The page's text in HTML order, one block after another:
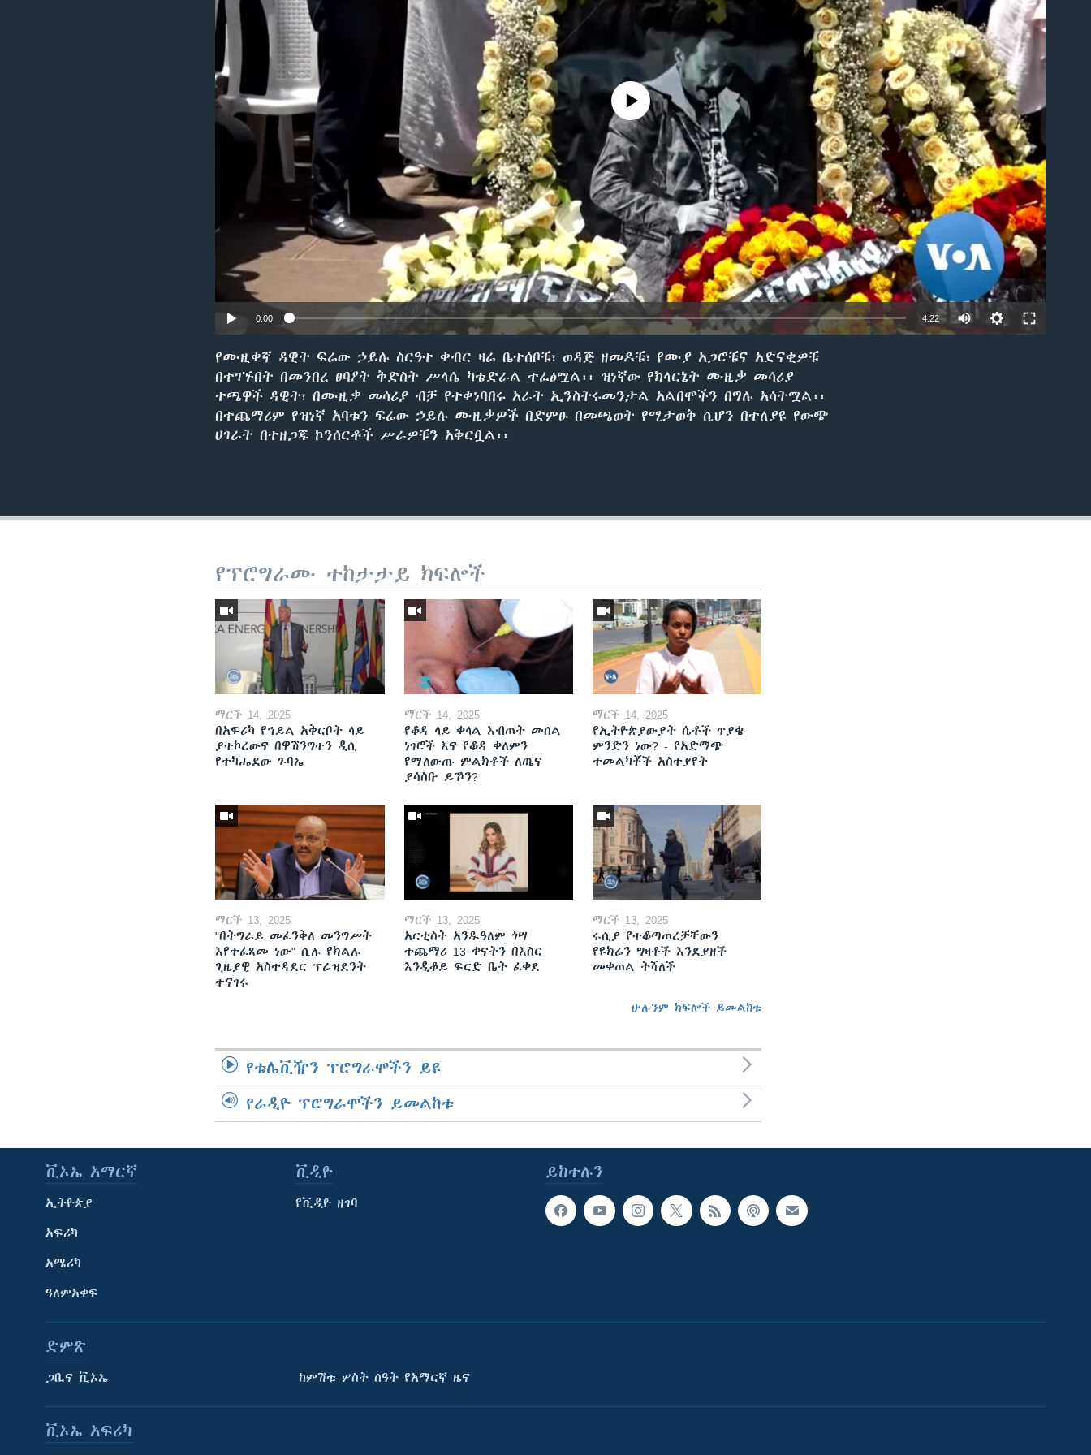
No media source currently available
0:00 4:22
የሙዚቀኛ ዳዊት ፍሬው ኃይሉ ስርዓተ ቀብር ዛሬ ቤተሰቦቹ፣ ወዳጅ ዘመዶቹ፣ የሙያ አጋሮቹና አድናቂዎቹ
በተገኙበት በመንበረ ፀባዖት ቅድስት ሥላሴ ካቴድራል ተፈፅሟል፡፡ ዝነኛው የክላርኔት ሙዚቃ መሳሪያ
ተጫዋች ዳዊት፣ በሙዚቃ መሳሪያ ብቻ የተቀነባበሩ አራት ኢንስትሩመንታል አልበሞችን በግሉ አሳትሟል፡፡
በተጨማሪም የዝነኛ አባቱን ፍሬው ኃይሉ ሙዚቃዎች በድምፁ በመጫወት የሚታወቅ ሲሆን በተለያዩ የውጭ
ሀገራት በተዘጋጁ ኮንሰርቶች ሥራዎቹን አቅርቧል፡፡
የፕሮግራሙ ተከታታይ ክፍሎች
ማርች 14, 2025
በአፍሪካ የኅይል አቅርቦት ላይ
ያተኮረውና በዋሽንግተን ዲሲ
የተካሔደው ጉባኤ
ማርች 14, 2025
የቆዳ ላይ ቀላል እብጠት መሰል
ነገሮች እና የቆዳ ቀለምን
የሚለውጡ ምልክቶች ለጤና
ያሳስቡ ይኾን?
ማርች 14, 2025
የኢትዮጵያውያት ሴቶች ጥያቄ
ምንድን ነው? - የአድማጭ
ተመልካቾች አስተያየት
ማርች 13, 2025
"በትግራይ መፈንቅለ መንግሥት
እየተፈጸመ ነው" ሲሉ የክልሉ
ጊዜያዊ አስተዳደር ፕሬዝደንት
ተናገሩ
ማርች 13, 2025
አርቲስት አንዱዓለም ጎሣ
ተጨማሪ 13 ቀናትን በእስር
እንዲቆይ ፍርድ ቤት ፈቀደ
ማርች 13, 2025
ሩሲያ የተቆጣጠረቻቸውን
የዩክሬን ግዛቶች እንደያዘች
መቀጠል ትሻለች
ሁሉንም ክፍሎች ይመልከቱ
የቴሌቪዥን ፕሮግራሞችን ይዩ
የራዲዮ ፕሮግራሞችን ይመልከቱ
ይከተሉን
ቪኦኤ አማርኛ
ኢትዮጵያ
አፍሪካ
አሜሪካ
ዓለምአቀፍ
ቪዲዮ
የቪዲዮ ዘገባ
ድምጽ
ጋቢና ቪኦኤ ከምሽቱ ሦስት ሰዓት የአማርኛ ዜና
ቪኦኤ አፍሪካ